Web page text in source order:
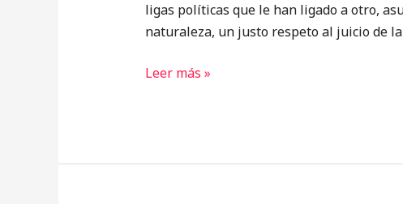
ligas políticas que le han ligado a otro,
naturaleza, un justo respeto al juicio de
Leer más »